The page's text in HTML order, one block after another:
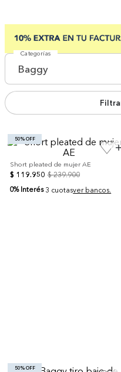
Categorías
Baggy
50% OFF
Short pleated de mujer AE
$ 119.950 $ 239.900
0% Interés 3 cuotasver bancos.
50% OFF